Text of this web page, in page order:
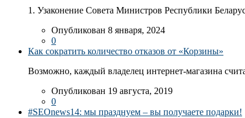
1. Узаконение Совета Министров Республики
Опубликован 8 января, 2024
0
Как сократить количество отказов от «Корзины»
Возможно, каждый владелец интернет-магазина
Опубликован 19 августа, 2019
0
#SEOnews14: мы празднуем – вы получаете подарки!